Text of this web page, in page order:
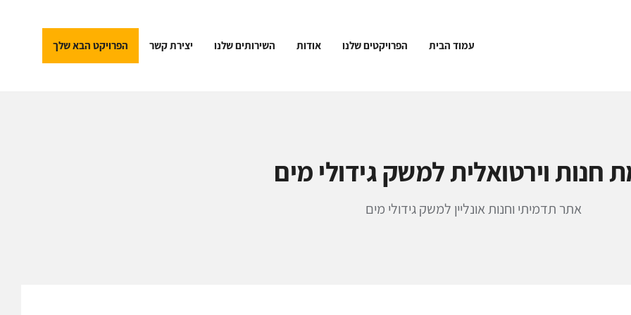
עמוד הבית הפרויקטים שלנו אודות השירותים שלנו יצירת קשר הפרויקט הבא שלך
חנות וירטואלית למשק גידולי מים
אתר תדמיתי וחנות אונליין למשק גידולי מים